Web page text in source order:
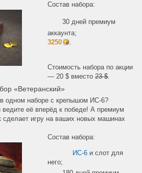
Состав набора:
30 дней премиум
аккаунта;
3250
.
Стоимость набора по акции
— 20 $ вместо23 $.
«Ветеранский»
одном наборе с крепышом ИС-6?
ведите её вперёд к победе! А премиум
сделает игру на ваших новых машинах
Состав набора:
ИС-6 и слот для
него;